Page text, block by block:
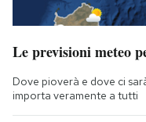
Le previsioni meteo
Dove pioverà e dove ci
importa veramente a tutti